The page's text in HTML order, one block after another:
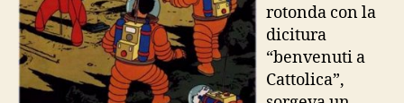
rotonda con la
dicitura
“benvenuti a
Cattolica”,